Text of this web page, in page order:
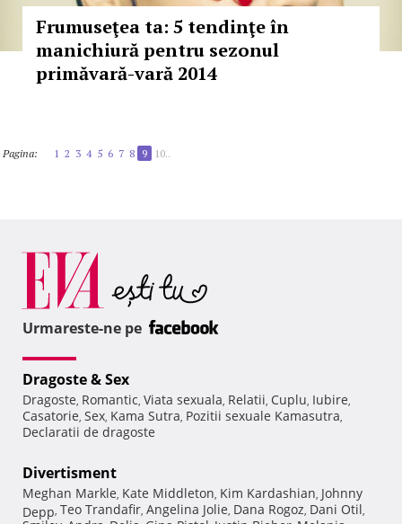
Frumuseţea ta: 5 tendinţe în
manichiură pentru sezonul
primăvară-vară 2014
Pagina: 1 2 3 4 5 6 7 8 9 10..
Urmareste-ne pe
Dragoste & Sex
Dragoste, Romantic, Viata sexuala, Relatii, Cuplu, Iubire,
Casatorie, Sex, Kama Sutra, Pozitii sexuale Kamasutra,
Declaratii de dragoste
Divertisment
Meghan Markle, Kate Middleton, Kim Kardashian, Johnny
Depp, Teo Trandafir, Angelina Jolie, Dana Rogoz, Dani Otil,